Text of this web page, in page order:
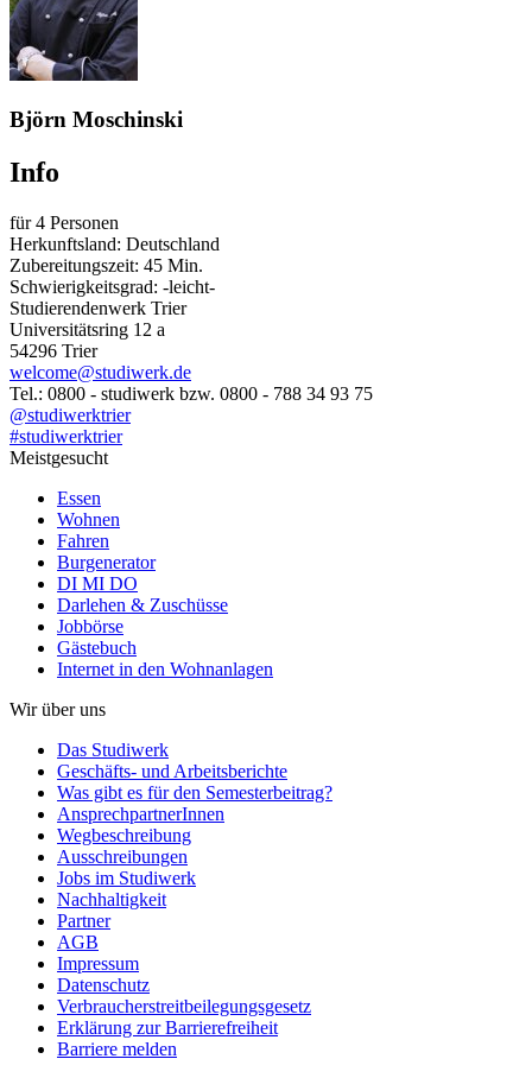
Björn Moschinski
Info
für 4 Personen
Herkunftsland: Deutschland
Zubereitungszeit: 45 Min.
Schwierigkeitsgrad: -leicht-
Studierendenwerk Trier
Universitätsring 12 a
54296 Trier
welcome@studiwerk.de
Tel.: 0800 - studiwerk bzw. 0800 - 788 34 93 75
@studiwerktrier
#studiwerktrier
Meistgesucht
Essen
Wohnen
Fahren
Burgenerator
DI MI DO
Darlehen & Zuschüsse
Jobbörse
Gästebuch
Internet in den Wohnanlagen
Wir über uns
Das Studiwerk
Geschäfts- und Arbeitsberichte
Was gibt es für den Semesterbeitrag?
AnsprechpartnerInnen
Wegbeschreibung
Ausschreibungen
Jobs im Studiwerk
Nachhaltigkeit
Partner
AGB
Impressum
Datenschutz
Verbraucherstreitbeilegungsgesetz
Erklärung zur Barrierefreiheit
Barriere melden